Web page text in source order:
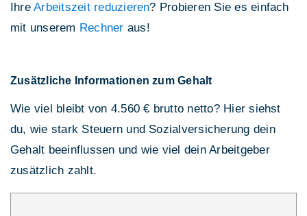
IhreArbeitszeit reduzieren? Probieren Sie es einfach
mit unserem Rechner aus!
Zusätzliche Informationen zum Gehalt
Wie viel bleibt von 4.560 € brutto netto? Hier siehst
du, wie stark Steuern und Sozialversicherung dein
Gehalt beeinflussen und wie viel dein Arbeitgeber
zusätzlich zahlt.